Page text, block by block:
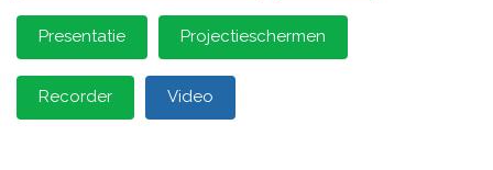
Presentatie Projectieschermen
Recorder Video